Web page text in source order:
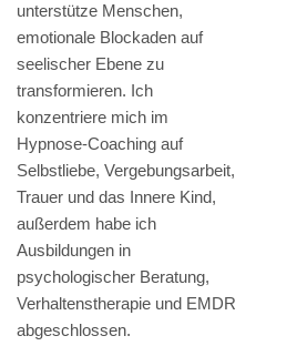
unterstütze Menschen,
emotionale Blockaden auf
seelischer Ebene zu
transformieren. Ich
konzentriere mich im
Hypnose-Coaching auf
Selbstliebe, Vergebungsarbeit,
Trauer und das Innere Kind,
außerdem habe ich
Ausbildungen in
psychologischer Beratung,
Verhaltenstherapie und EMDR
abgeschlossen.